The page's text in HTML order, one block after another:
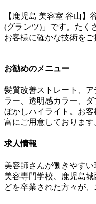
【鹿児島 美容室 谷山
(グランツ)」です。たく
お客様に確かな技術をご
お勧めのメニュー
髪質改善ストレート、
ラー、透明感カラー、
ぼかしハイライト。お
富にご用意しております
求人情報
美容師さんが働きやす
美容専門学校、鹿児島
どを卒業された方々が